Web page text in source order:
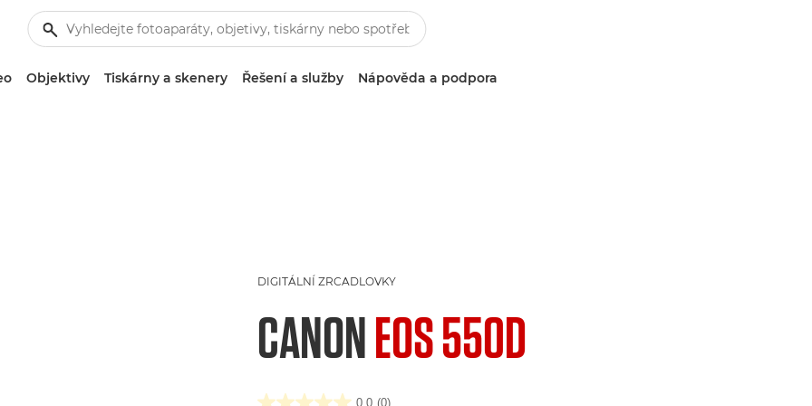
Objektivy Tiskárny a skenery Řešení a služby Nápověda a podpora
DIGITÁLNÍ ZRCADLOVKY
CANONEOS 550D
0.0 (0)